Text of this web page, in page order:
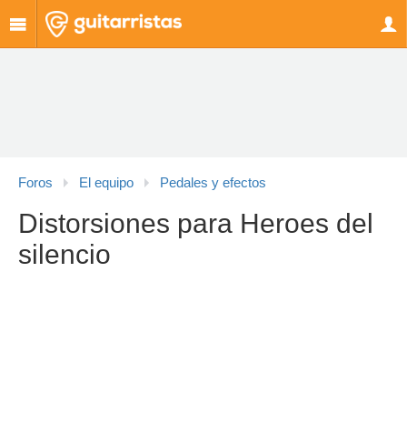
Foros El equipo Pedales y efectos
Distorsiones para Heroes del
silencio